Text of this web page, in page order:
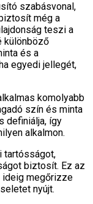
szabásvonal,
még a
teszi a
különböző
és a
egyedi jellegét,
komolyabb
szín és minta
definiálja, így
alkalmon.
tartósságot,
biztosít. Ez az
ideig megőrizze
nyújt.